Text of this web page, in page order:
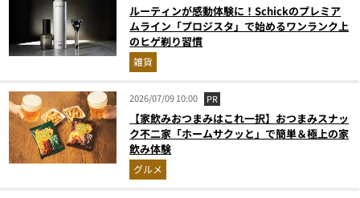
ルーティンが感動体験に！Schickのプレミア
ムライン「プロジスタ」で始めるワンランク上
のヒゲ剃り習慣
雑貨
2026/07/09 10:00 PR
【家飲みおつまみはこれ一択】おつまみスナッ
ク不二家「ホームサクッと」で簡単＆極上の家
飲み体験
グルメ